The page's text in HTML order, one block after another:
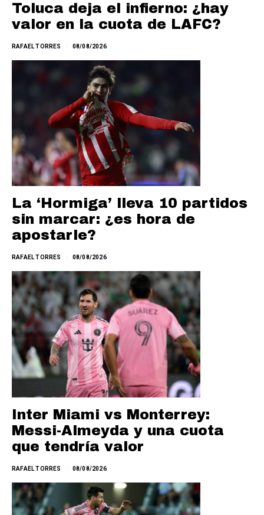
Toluca deja el infierno: ¿hay
valor en la cuota de LAFC?
RAFAEL TORRES 08/08/2026
La ‘Hormiga’ lleva 10 partidos
sin marcar: ¿es hora de
apostarle?
RAFAEL TORRES 08/08/2026
Inter Miami vs Monterrey:
Messi-Almeyda y una cuota
que tendría valor
RAFAEL TORRES 08/08/2026